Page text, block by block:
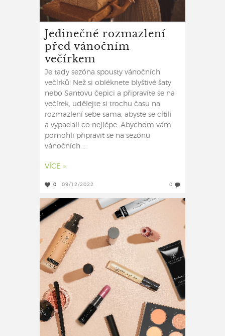
Jedinečné rozmazlení
před vánočním
večírkem
Je tady sezóna spousty vánočních
večírků! Než si obléknete blyštivé šaty
nebo Santovu čepici a připravíte se na
večírek, udělejte si trochu času na
rozmazlení sebe sama, abyste se cítili
a vypadali co nejlépe. Abychom vám
pomohli připravit se na sezónu
vánočních ...
VÍCE »
0 09/12/2022 0